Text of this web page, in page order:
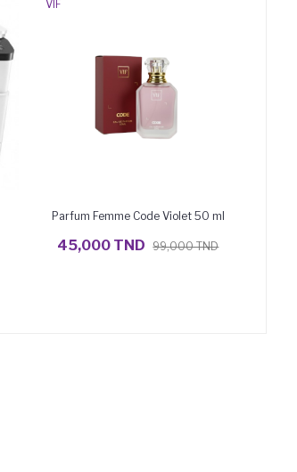
VIF
Parfum Femme Code Violet 50 ml
45,000 TND 99,000 TND